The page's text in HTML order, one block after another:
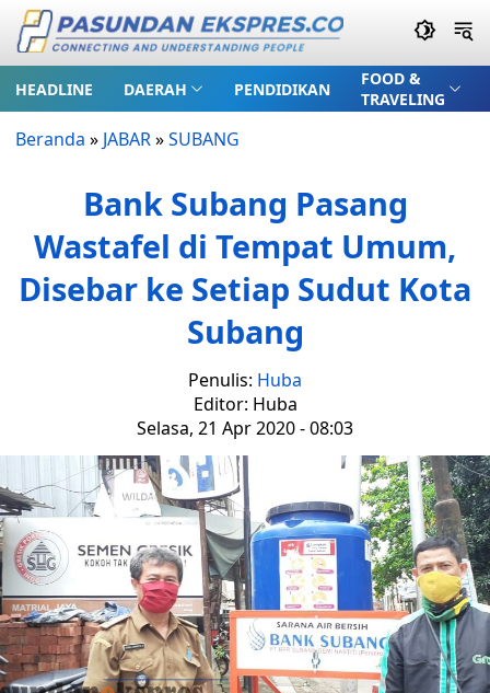
HEADLINE DAERAH PENDIDIKAN
FOOD &
TRAVELING
Beranda » JABAR»SUBANG
Bank Subang Pasang
Wastafel di Tempat Umum,
Disebar ke Setiap Sudut Kota
Subang
Penulis: Huba
Editor: Huba
Selasa, 21 Apr 2020 - 08:03